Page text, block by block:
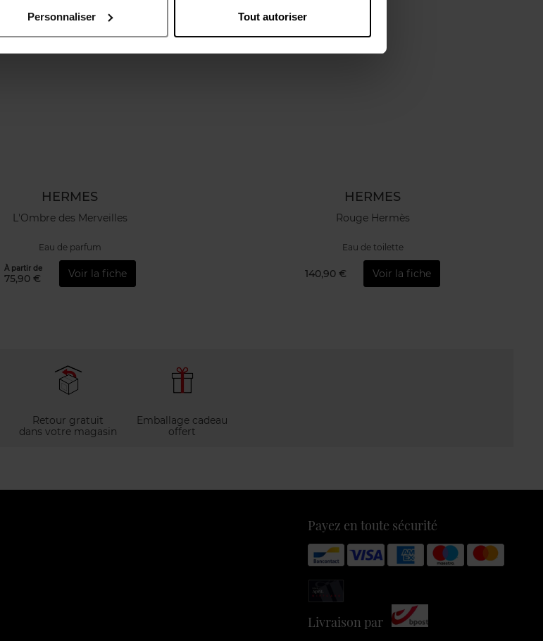
Personnaliser Tout autoriser
HERMES
L'Ombre des Merveilles
Eau de parfum
À partir de
75,90 € Voir la fiche
HERMES
Rouge Hermès
Eau de toilette
140,90 € Voir la fiche
Retour gratuit
dans votre magasin
Emballage cadeau
offert
Payez en toute sécurité
Livraison par